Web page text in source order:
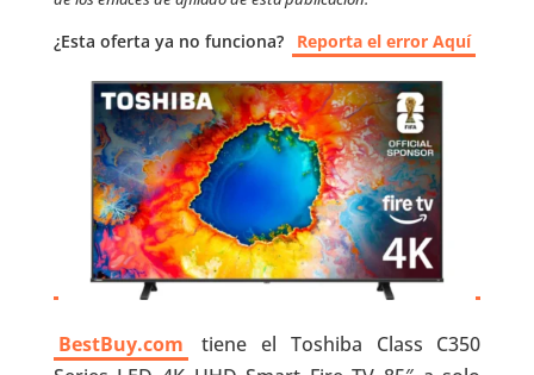
¿Esta oferta ya no funciona? Reporta el error Aquí
BestBuy.com
tiene el Toshiba Class C350